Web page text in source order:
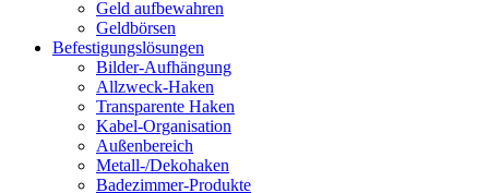
Geld aufbewahren
Geldbörsen
Befestigungslösungen
Bilder-Aufhängung
Allzweck-Haken
Transparente Haken
Kabel-Organisation
Außenbereich
Metall-/Dekohaken
Badezimmer-Produkte